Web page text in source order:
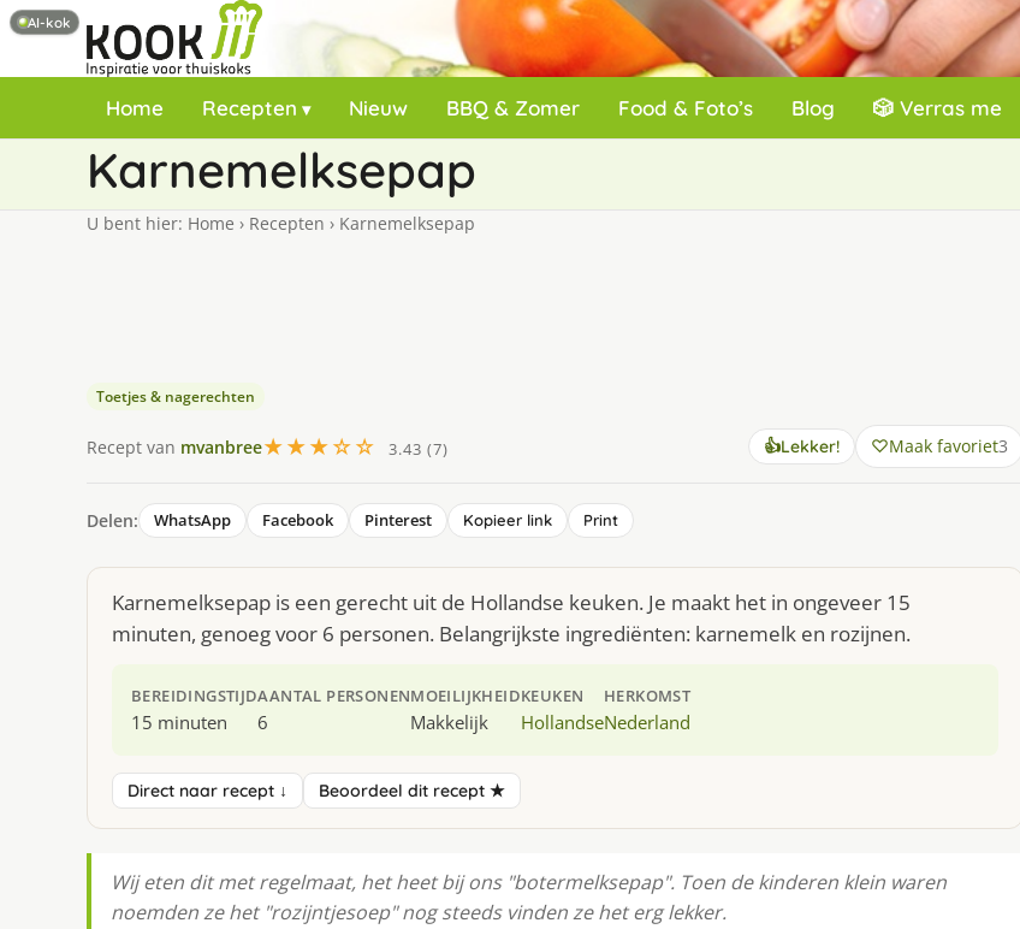
Home Recepten Nieuw BBQ & Zomer Food & Foto’s Blog 🎲 Verras me
Karnemelksepap
U bent hier: Home › Recepten › Karnemelksepap
Toetjes & nagerechten
Recept van mvanbree★★★☆☆ 3.43 (7) 👍Lekker! Maak favoriet3
Delen: WhatsApp Facebook Pinterest Kopieer link Print
Karnemelksepap is een gerecht uit de Hollandse keuken. Je maakt het in ongeveer 15
minuten, genoeg voor 6 personen. Belangrijkste ingrediënten: karnemelk en rozijnen.
BEREIDINGSTIJD
15 minuten
AANTAL PERSONEN
6
MOEILIJKHEID
Makkelijk
KEUKEN
Hollandse
HERKOMST
Nederland
Direct naar recept ↓ Beoordeel dit recept ★
Wij eten dit met regelmaat, het heet bij ons "botermelksepap". Toen de kinderen klein waren
noemden ze het "rozijntjesoep" nog steeds vinden ze het erg lekker.
AI-kok